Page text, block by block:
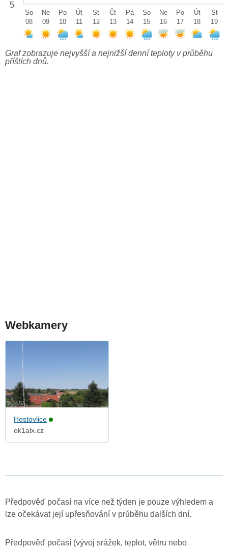
5
So
08
Ne
09
Po
10
Út
11
St
12
Čt
13
Pá
14
So
15
Ne
16
Po
17
Út
18
St
19
Graf zobrazuje nejvyšší a nejnižší denní teploty v průběhu
příštích dnů.
Webkamery
Hostovlice
ok1alx.cz
Předpověď počasí na více než týden je pouze výhledem a
lze očekávat její upřesňování v průběhu dalších dní.
Předpověď počasí (vývoj srážek, teplot, větru nebo